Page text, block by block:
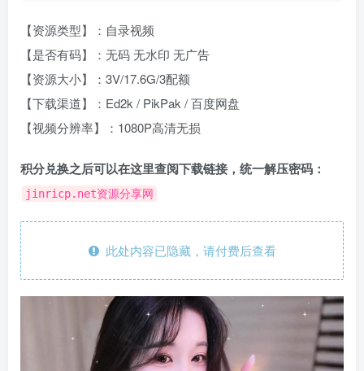
【资源类型】：自录视频
【是否有码】：无码 无水印 无广告
【资源大小】：3V/17.6G/3配额
【下载渠道】：Ed2k / PikPak / 百度网盘
【视频分辨率】：1080P高清无损
积分兑换之后可以在这里查阅下载链接，统一解压密码：
jinricp.net资源分享网
此处内容已隐藏，请付费后查看